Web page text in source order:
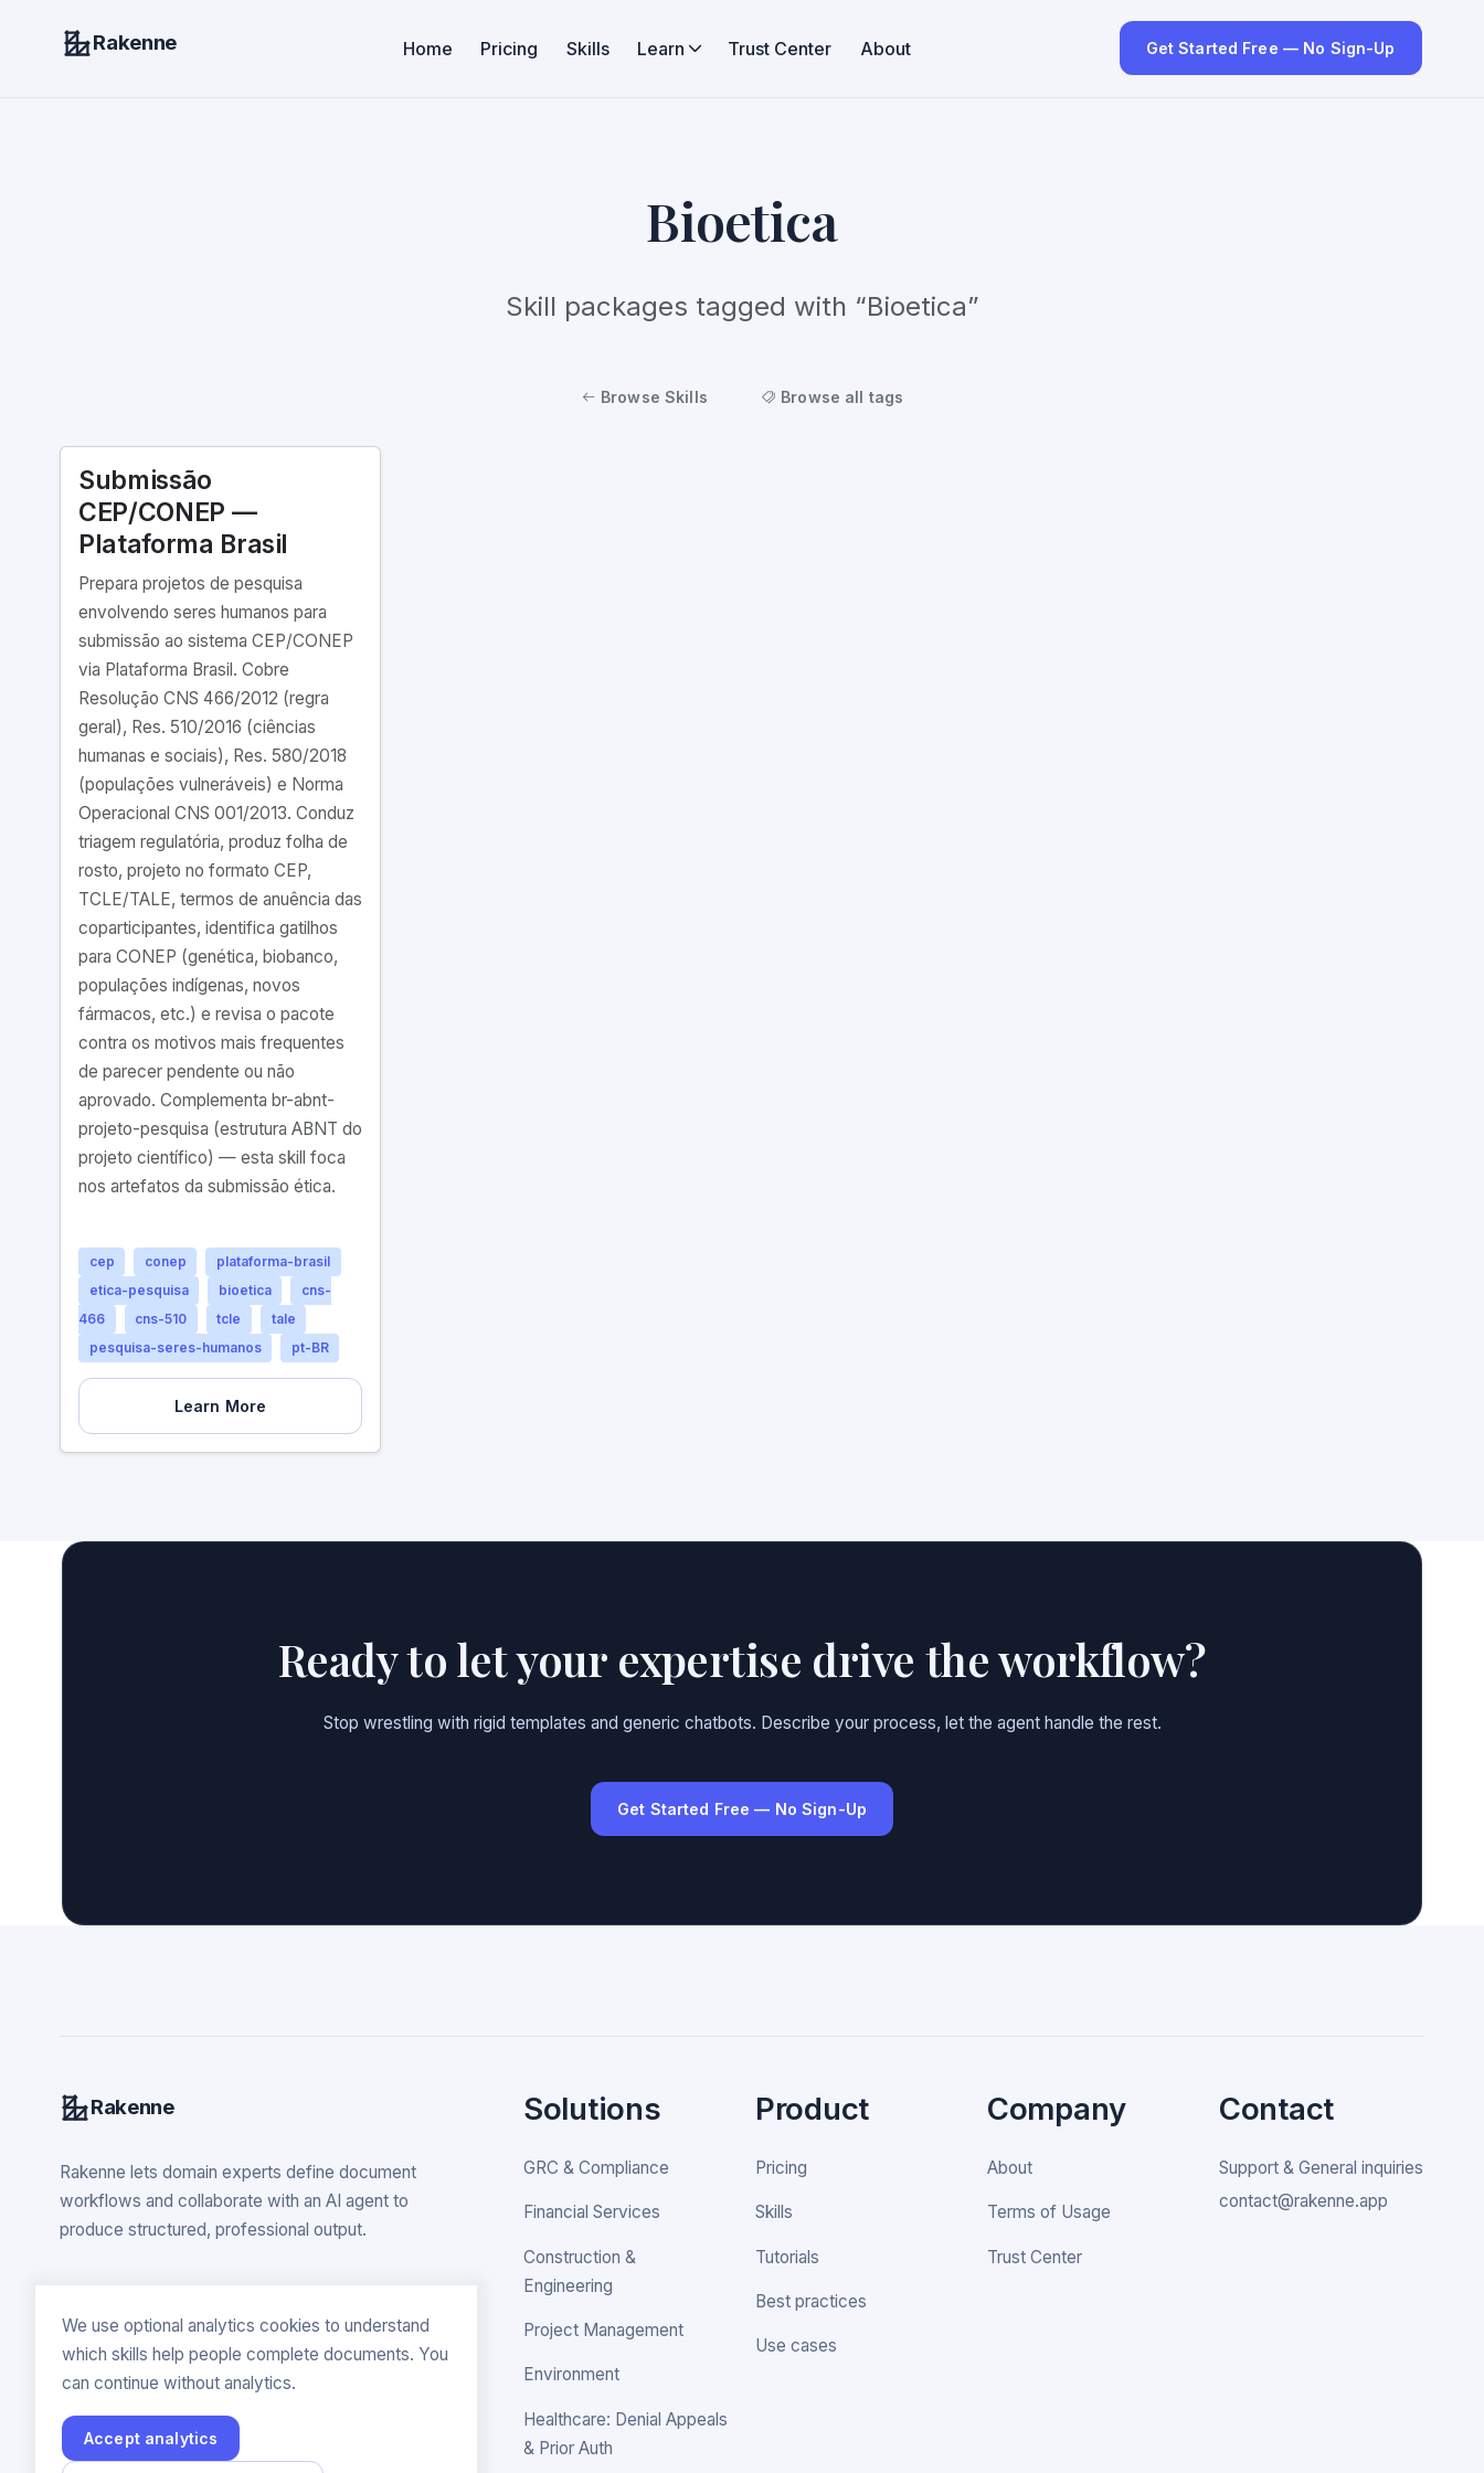
Rakenne Home Pricing Skills Learn Trust Center About Get Started Free — No Sign-Up
Bioetica
Skill packages tagged with “Bioetica”
Browse Skills Browse all tags
Submissão
CEP/CONEP —
Plataforma Brasil
Prepara projetos de pesquisa
envolvendo seres humanos para
submissão ao sistema CEP/CONEP
via Plataforma Brasil. Cobre
Resolução CNS 466/2012 (regra
geral), Res. 510/2016 (ciências
humanas e sociais), Res. 580/2018
(populações vulneráveis) e Norma
Operacional CNS 001/2013. Conduz
triagem regulatória, produz folha de
rosto, projeto no formato CEP,
TCLE/TALE, termos de anuência das
coparticipantes, identifica gatilhos
para CONEP (genética, biobanco,
populações indígenas, novos
fármacos, etc.) e revisa o pacote
contra os motivos mais frequentes
de parecer pendente ou não
aprovado. Complementa br-abnt-
projeto-pesquisa (estrutura ABNT do
projeto científico) — esta skill foca
nos artefatos da submissão ética.
cep conep
plataforma-brasil
etica-pesquisa
bioetica
cns-
466
cns-510 tcle
tale
pesquisa-seres-humanos
pt-BR
Learn More
We use optional analytics cookies to understand
which skills help people complete documents. You
can continue without analytics.
Accept analytics
Ready to let your expertise drive the workflow?
Stop wrestling with rigid templates and generic chatbots. Describe your process, let the agent handle the rest.
Get Started Free — No Sign-Up
Rakenne
Rakenne lets domain experts define document
workflows and collaborate with an AI agent to
produce structured, professional output.
Solutions
GRC & Compliance
Financial Services
Construction &
Engineering
Project Management
Environment
Healthcare: Denial Appeals
& Prior Auth
Product
Pricing
Skills
Tutorials
Best practices
Use cases
Company
About
Terms of Usage
Trust Center
Contact
Support & General inquiries
contact@rakenne.app